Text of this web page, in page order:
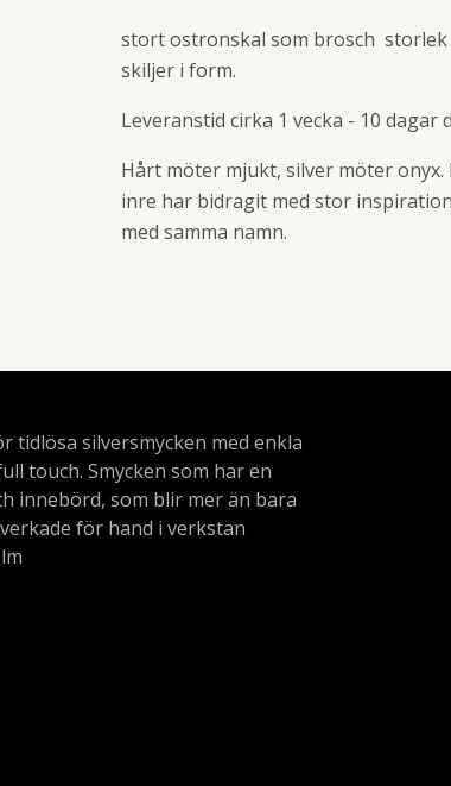
stort ostronskal som brosch storlek
skiljer i form.
Leveranstid cirka 1 vecka - 10
Hårt möter mjukt, silver möter
inre har bidragit med stor
med samma namn.
tidlösa silversmycken med enkla
touch. Smycken som har en
innebörd, som blir mer än bara
för hand i verkstan